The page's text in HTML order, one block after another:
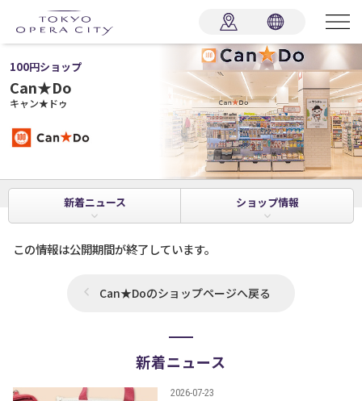
100円ショップ
Can★Do
キャン★ドゥ
新着ニュース ショップ情報
この情報は公開期間が終了しています。
Can★Doのショップページへ戻る
新着ニュース
2026-07-23